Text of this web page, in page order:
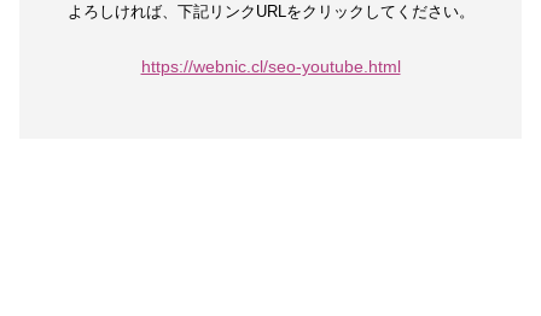
よろしければ、下記リンクURLをクリックしてください。
https://webnic.cl/seo-youtube.html